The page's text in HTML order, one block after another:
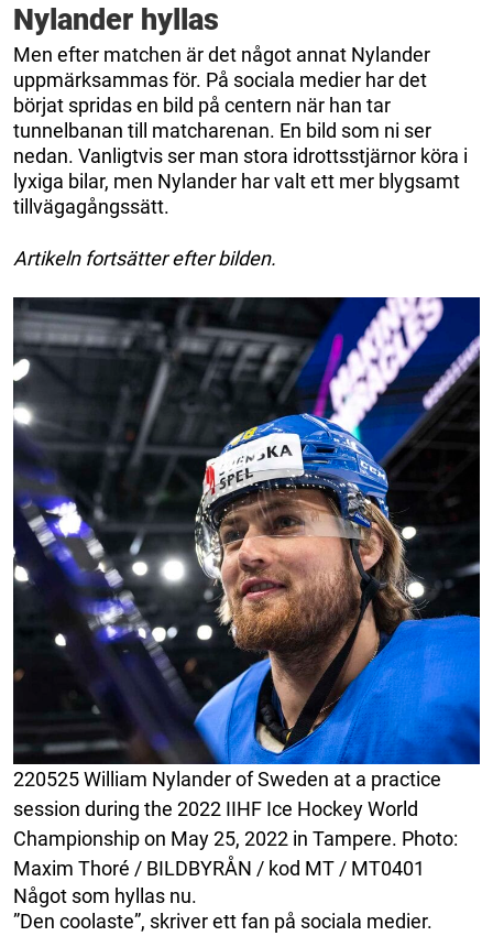
Nylander hyllas
Men efter matchen är det något annat Nylander
uppmärksammas för. På sociala medier har det
börjat spridas en bild på centern när han tar
tunnelbanan till matcharenan. En bild som ni ser
nedan. Vanligtvis ser man stora idrottsstjärnor köra i
lyxiga bilar, men Nylander har valt ett mer blygsamt
tillvägagångssätt.
Artikeln fortsätter efter bilden.
220525 William Nylander of Sweden at a practice
session during the 2022 IIHF Ice Hockey World
Championship on May 25, 2022 in Tampere. Photo:
Maxim Thoré / BILDBYRÅN / kod MT / MT0401
Något som hyllas nu.
”Den coolaste”, skriver ett fan på sociala medier.